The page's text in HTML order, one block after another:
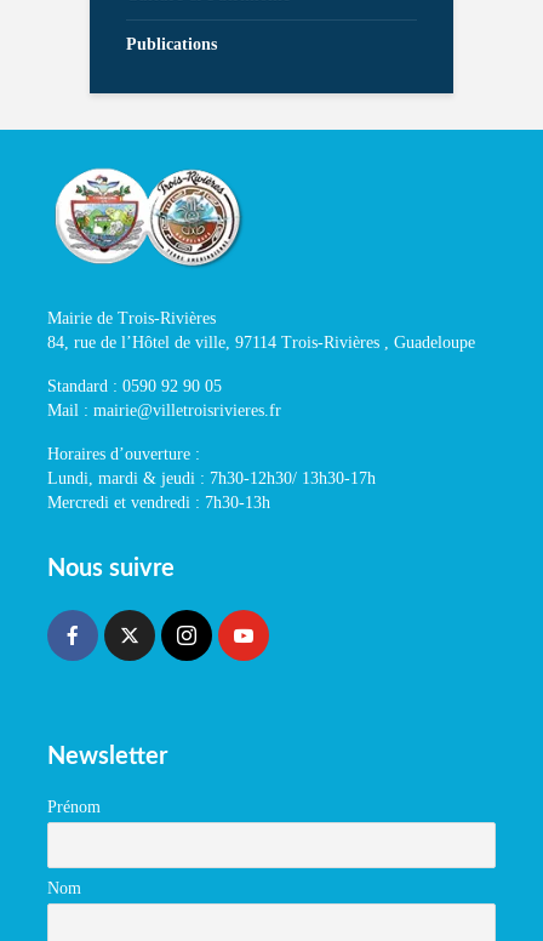
Publications
Mairie de Trois-Rivières
84, rue de l’Hôtel de ville, 97114 Trois-Rivières , Guadeloupe
Standard : 0590 92 90 05
Mail : mairie@villetroisrivieres.fr
Horaires d’ouverture :
Lundi, mardi & jeudi : 7h30-12h30/ 13h30-17h
Mercredi et vendredi : 7h30-13h
Nous suivre
Newsletter
Prénom
Nom